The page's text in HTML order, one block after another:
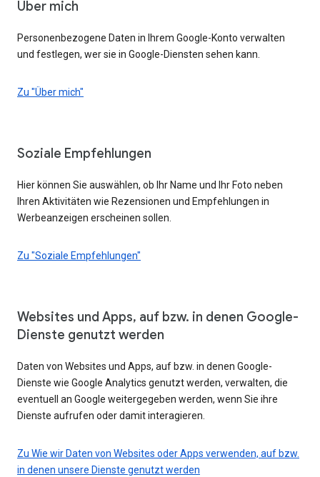
Über mich
Personenbezogene Daten in Ihrem Google-Konto verwalten
und festlegen, wer sie in Google-Diensten sehen kann.
Zu "Über mich"
Soziale Empfehlungen
Hier können Sie auswählen, ob Ihr Name und Ihr Foto neben
Ihren Aktivitäten wie Rezensionen und Empfehlungen in
Werbeanzeigen erscheinen sollen.
Zu "Soziale Empfehlungen"
Websites und Apps, auf bzw. in denen Google-
Dienste genutzt werden
Daten von Websites und Apps, auf bzw. in denen Google-
Dienste wie Google Analytics genutzt werden, verwalten, die
eventuell an Google weitergegeben werden, wenn Sie ihre
Dienste aufrufen oder damit interagieren.
Zu Wie wir Daten von Websites oder Apps verwenden, auf bzw.
in denen unsere Dienste genutzt werden